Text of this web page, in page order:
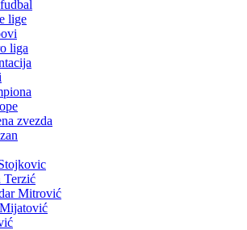
lige
liga
zvezda
Terzić
Mitrović